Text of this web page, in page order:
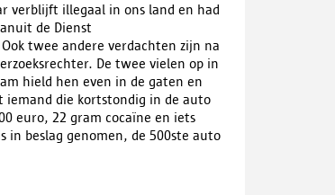
verblijft illegaal in ons land en had
de Dienst
twee andere verdachten zijn na
De twee vielen op in
hield hen even in de gaten en
iemand die kortstondig in de auto
euro, 22 gram cocaïne en iets
in beslag genomen, de 500ste auto